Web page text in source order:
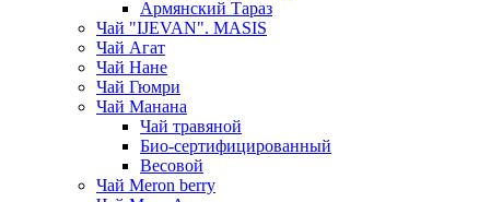
Армянский Тараз
Чай "IJEVAN". MASIS
Чай Агат
Чай Нане
Чай Гюмри
Чай Манана
Чай травяной
Био-сертифицированный
Весовой
Чай Meron berry